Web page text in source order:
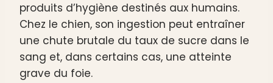
produits d’hygiène destinés aux humains.
Chez le chien, son ingestion peut entraîner
une chute brutale du taux de sucre dans le
sang et, dans certains cas, une atteinte
grave du foie.